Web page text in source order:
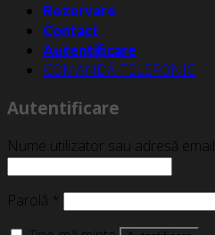
Rezervare
Contact
Autentificare
COMANDĂ TELEFONIC
Autentificare
Nume utilizator sau adresă email
Parolă *